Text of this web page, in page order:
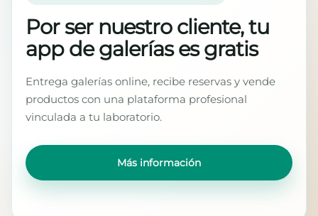
Por ser nuestro cliente, tu
app de galerías es gratis
Entrega galerías online, recibe reservas y vende
productos con una plataforma profesional
vinculada a tu laboratorio.
Más información